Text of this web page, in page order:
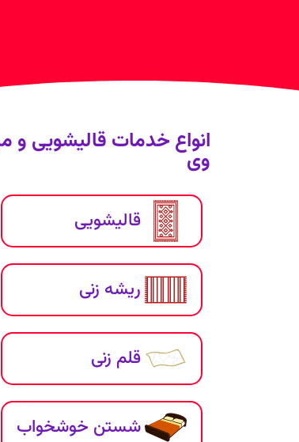
انواع خدمات قالیشویی و
وی
قالیشویی
ریشه زنی
قلم زنی
شستن خوشخواب